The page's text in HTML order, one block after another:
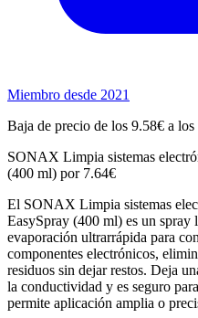
Miembro desde 2021
Baja de precio de los 9.58€ a
SONAX Limpia sistemas
(400 ml) por 7.64€
El SONAX Limpia sistemas
EasySpray (400 ml) es un spray
evaporación ultrarrápida para
componentes electrónicos,
residuos sin dejar restos. Deja
la conductividad y es seguro
permite aplicación amplia o